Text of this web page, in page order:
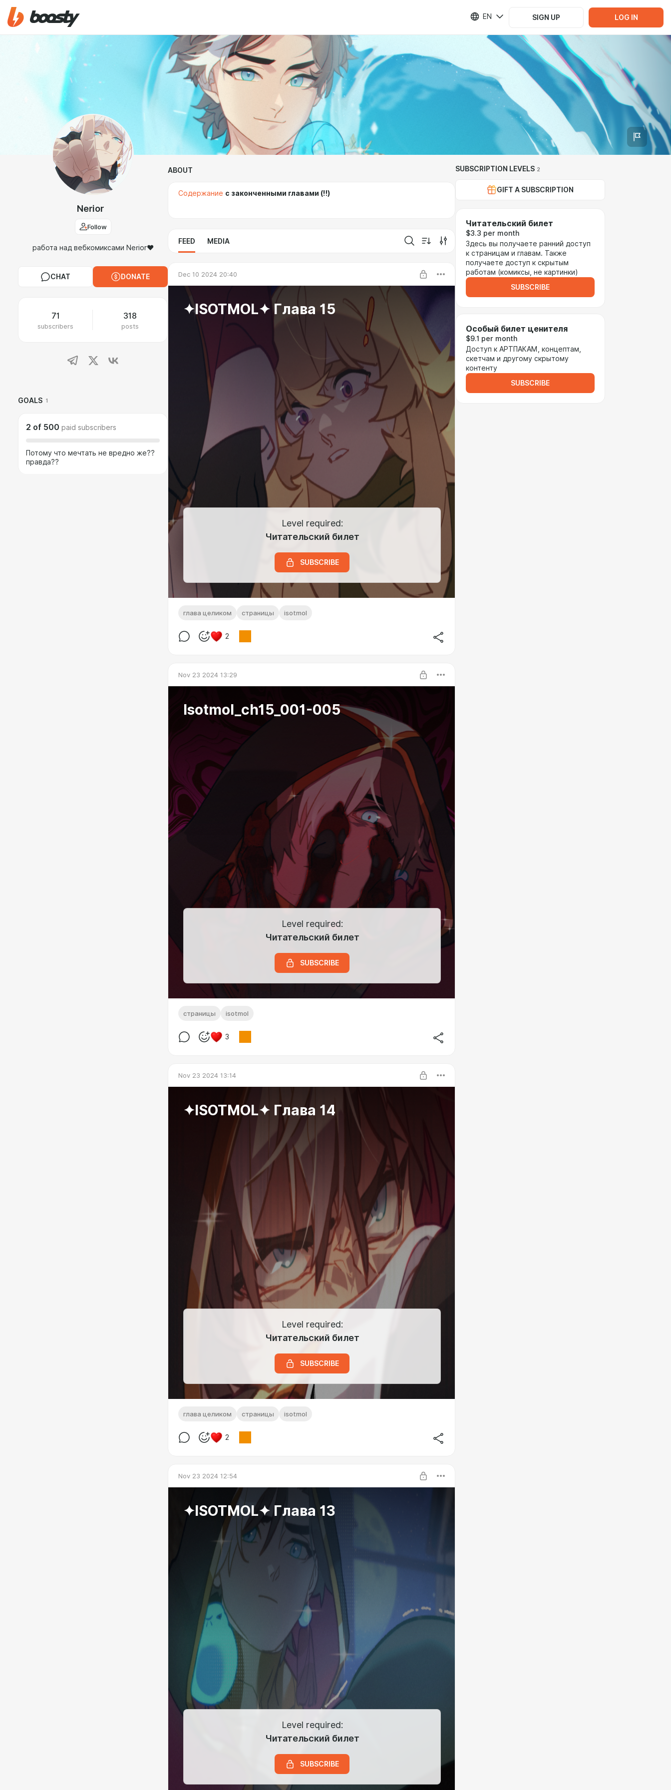
EN SIGN UP LOG IN
Nerior
Follow
работа над вебкомиксами Nerior♥
CHAT DONATE
71
subscribers
318
posts
GOALS 1
2 of 500 paid subscribers
Потому что мечтать не вредно же??
правда??
ABOUT
Содержание с законченными главами (‼️)
FEED MEDIA
Dec 10 2024 20:40
✦ISOTMOL✦ Глава 15
Level required:
Читательский билет
SUBSCRIBE
глава целиком страницы isotmol
2
Nov 23 2024 13:29
Isotmol_ch15_001-005
Level required:
Читательский билет
SUBSCRIBE
страницы isotmol
3
Nov 23 2024 13:14
✦ISOTMOL✦ Глава 14
Level required:
Читательский билет
SUBSCRIBE
глава целиком страницы isotmol
2
Nov 23 2024 12:54
✦ISOTMOL✦ Глава 13
Level required:
Читательский билет
SUBSCRIBE
SUBSCRIPTION LEVELS 2
GIFT A SUBSCRIPTION
Читательский билет
$3.3 per month
Здесь вы получаете ранний доступ
к страницам и главам. Также
получаете доступ к скрытым
работам (комиксы, не картинки)
SUBSCRIBE
Особый билет ценителя
$9.1 per month
Доступ к АРТПАКАМ, концептам,
скетчам и другому скрытому
контенту
SUBSCRIBE